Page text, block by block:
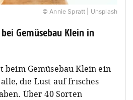
© Annie Spratt | Unsplash
Gemüsebau Klein in
Gemüsebau Klein ein
die Lust auf frisches
Über 40 Sorten